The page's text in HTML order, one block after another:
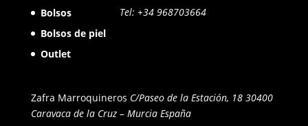
Bolsos
Bolsos de piel
Outlet
Tel: +34 968703664
Zafra Marroquineros C/Paseo de la Estación, 18 30400
Caravaca de la Cruz – Murcia España